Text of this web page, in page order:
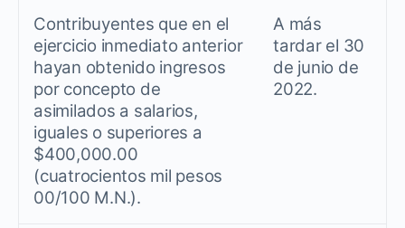
Contribuyentes que en el
ejercicio inmediato anterior
hayan obtenido ingresos
por concepto de
asimilados a salarios,
iguales o superiores a
$400,000.00
(cuatrocientos mil pesos
00/100 M.N.).
A más
tardar el 30
de junio de
2022.